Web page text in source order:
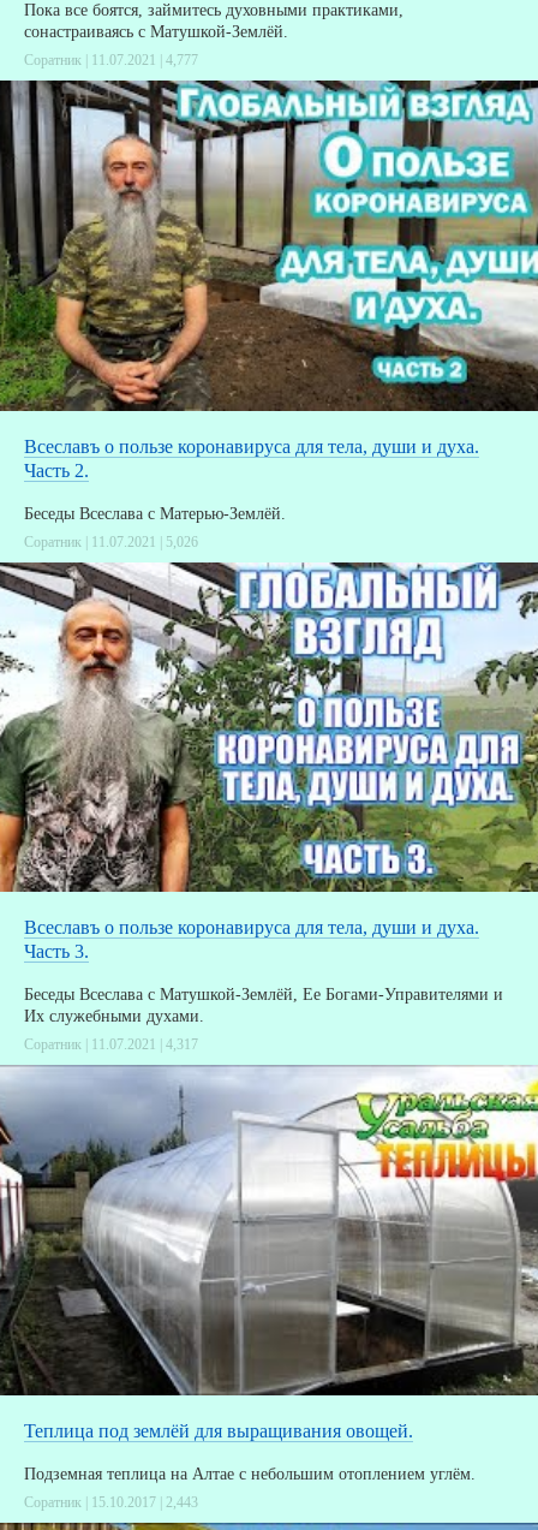
Пока все боятся, займитесь духовными практиками,
сонастраиваясь с Матушкой-Землёй.
Соратник | 11.07.2021 | 4,777
Всеславъ о пользе коронавируса для тела, души и духа.
Часть 2.
Беседы Всеслава с Матерью-Землёй.
Соратник | 11.07.2021 | 5,026
Всеславъ о пользе коронавируса для тела, души и духа.
Часть 3.
Беседы Всеслава с Матушкой-Землёй, Ее Богами-Управителями и
Их служебными духами.
Соратник | 11.07.2021 | 4,317
Теплица под землёй для выращивания овощей.
Подземная теплица на Алтае с небольшим отоплением углём.
Соратник | 15.10.2017 | 2,443